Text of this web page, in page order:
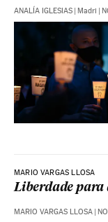
ANALÍA IGLESIAS Madri
MARIO VARGAS LLOSA
Liberdade para
MARIO VARGAS LLOSA